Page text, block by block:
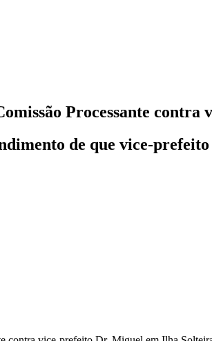
Processante
de que vice-